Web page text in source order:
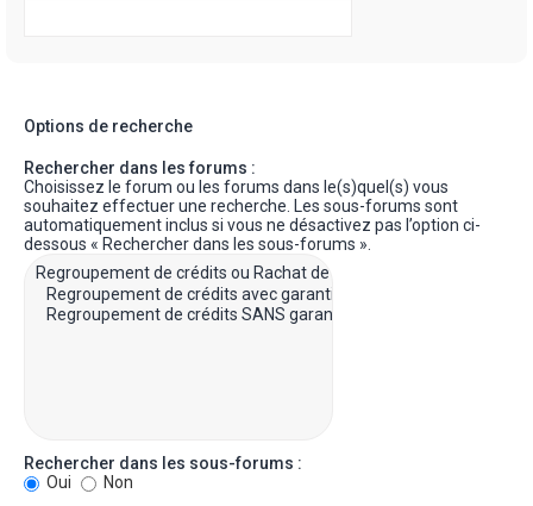
Options de recherche
Rechercher dans les forums :
Choisissez le forum ou les forums dans le(s)quel(s) vous
souhaitez effectuer une recherche. Les sous-forums sont
automatiquement inclus si vous ne désactivez pas l’option ci-
dessous « Rechercher dans les sous-forums ».
Rechercher dans les sous-forums :
Oui
Non